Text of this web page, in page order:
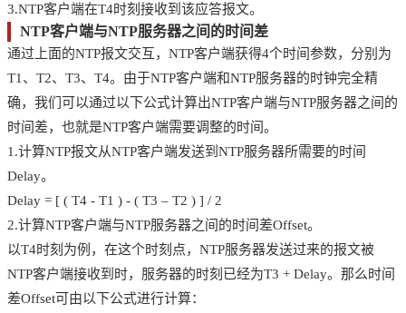
3.NTP客户端在T4时刻接收到该应答报文。
NTP客户端与NTP服务器之间的时间差
通过上面的NTP报文交互，NTP客户端获得4个时间参数，分别为
T1、T2、T3、T4。由于NTP客户端和NTP服务器的时钟完全精
确，我们可以通过以下公式计算出NTP客户端与NTP服务器之间的
时间差，也就是NTP客户端需要调整的时间。
1.计算NTP报文从NTP客户端发送到NTP服务器所需要的时间
Delay。
Delay = [ ( T4 - T1 ) - ( T3 – T2 ) ] / 2
2.计算NTP客户端与NTP服务器之间的时间差Offset。
以T4时刻为例，在这个时刻点，NTP服务器发送过来的报文被
NTP客户端接收到时，服务器的时刻已经为T3 + Delay。那么时间
差Offset可由以下公式进行计算：